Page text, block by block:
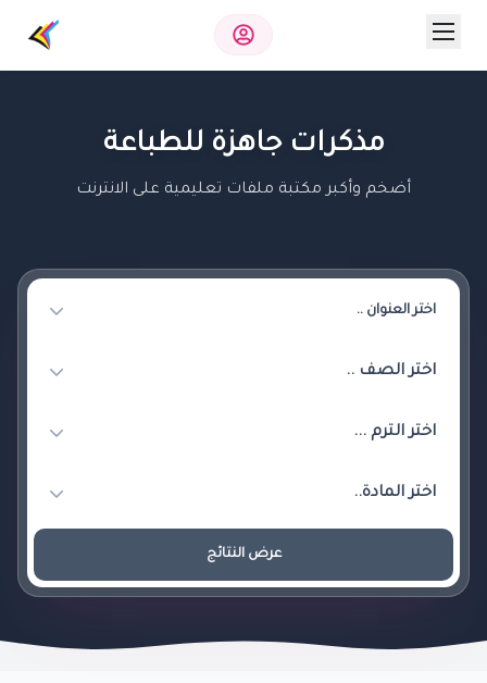
مذكرات جاهزة للطباعة
أضخم وأكبر مكتبة ملفات تعليمية على الانترنت
عرض النتائج